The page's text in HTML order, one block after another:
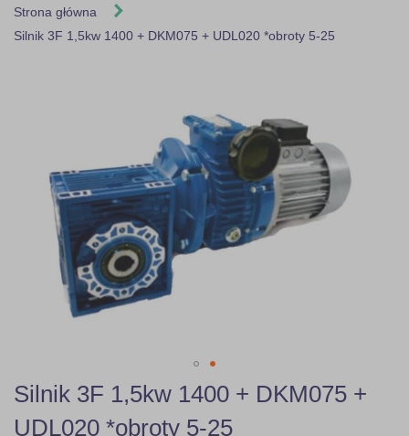
Strona główna
Silnik 3F 1,5kw 1400 + DKM075 + UDL020 *obroty 5-25
images
Skip
to
the
Silnik 3F 1,5kw 1400 + DKM075 +
UDL020 *obroty 5-25